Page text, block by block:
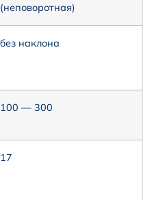
(неповоротная)
без наклона
100 — 300
17